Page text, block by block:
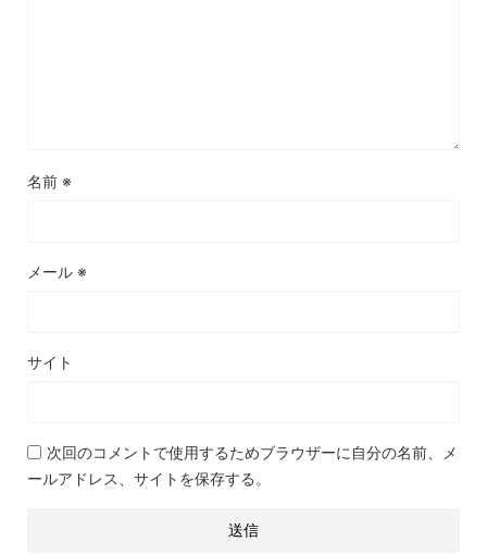
名前 ※
メール ※
サイト
次回のコメントで使用するためブラウザーに自分の名前、メ
ールアドレス、サイトを保存する。